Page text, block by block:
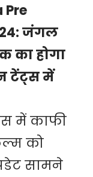
जंगल
का होगा
टेंट्स में
में काफी
को
सामने